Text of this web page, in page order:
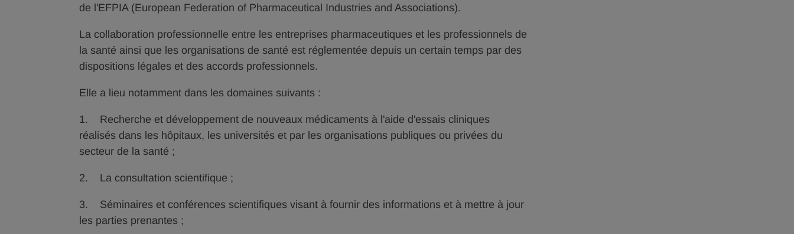
de l'EFPIA (European Federation of Pharmaceutical Industries and Associations).
La collaboration professionnelle entre les entreprises pharmaceutiques et les professionnels de
la santé ainsi que les organisations de santé est réglementée depuis un certain temps par des
dispositions légales et des accords professionnels.
Elle a lieu notamment dans les domaines suivants :
1. Recherche et développement de nouveaux médicaments à l'aide d'essais cliniques
réalisés dans les hôpitaux, les universités et par les organisations publiques ou privées du
secteur de la santé ;
2. La consultation scientifique ;
3. Séminaires et conférences scientifiques visant à fournir des informations et à mettre à jour
les parties prenantes ;